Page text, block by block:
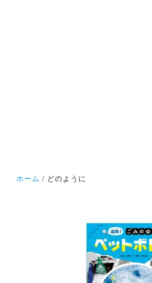
ホーム どのように